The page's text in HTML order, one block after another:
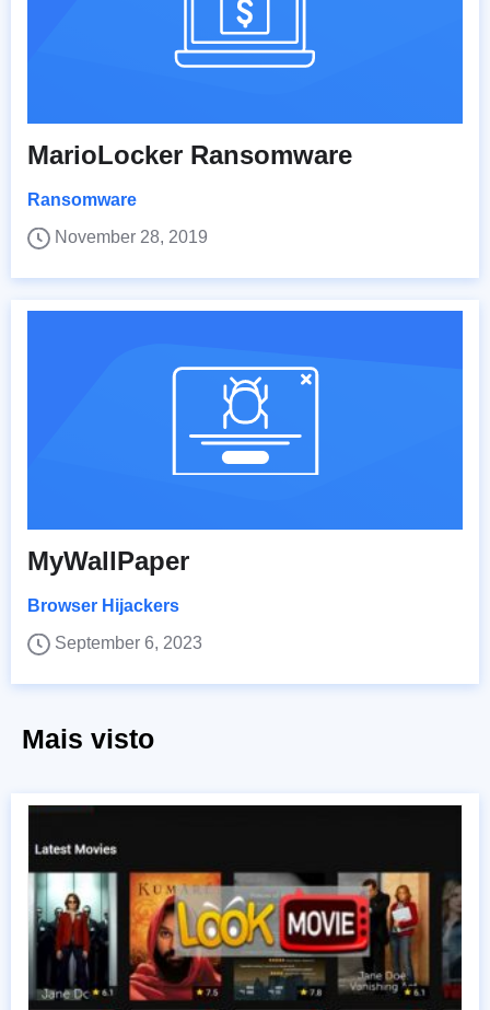
MarioLocker Ransomware
Ransomware
November 28, 2019
MyWallPaper
Browser Hijackers
September 6, 2023
Mais visto